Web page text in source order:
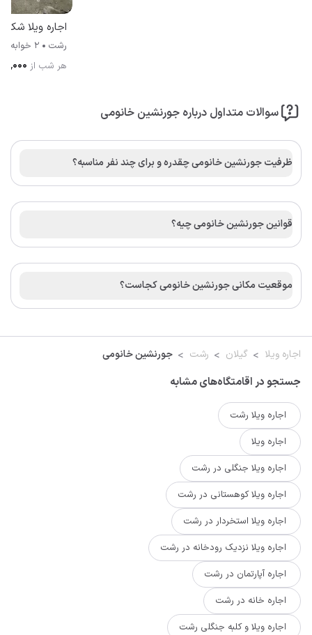
اجاره ویلا
رشت
2 خوابه
هر شب از
سوالات متداول درباره جورنشین خانومی
ظرفیت جورنشین خانومی چقدره و برای چند نفر مناسبه؟
قوانین جورنشین خانومی چیه؟
موقعیت مکانی جورنشین خانومی کجاست؟
اجاره ویلا گیلان رشت جورنشین خانومی
جستجو در اقامتگاه‌های مشابه
اجاره ویلا رشت
اجاره ویلا
اجاره ویلا جنگلی در رشت
اجاره ویلا کوهستانی در رشت
اجاره ویلا استخردار در رشت
اجاره ویلا نزدیک رودخانه در رشت
اجاره آپارتمان در رشت
اجاره خانه در رشت
اجاره ویلا و کلبه جنگلی رشت